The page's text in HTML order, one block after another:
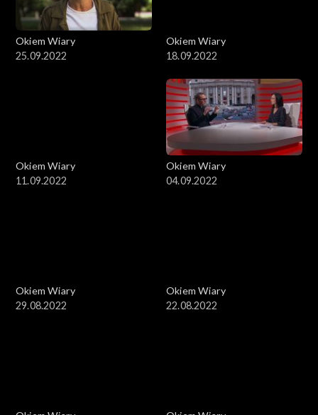
Okiem Wiary
25.09.2022
Okiem Wiary
18.09.2022
Okiem Wiary
11.09.2022
Okiem Wiary
04.09.2022
Okiem Wiary
29.08.2022
Okiem Wiary
22.08.2022